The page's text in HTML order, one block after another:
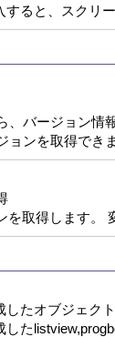
ると、スクリ
、バージョン情
ョンを取得でき
取得します。
したオブジェク
した